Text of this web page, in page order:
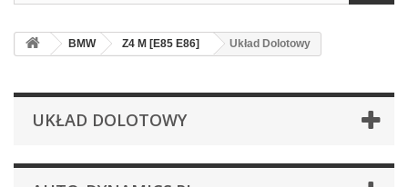
BMW Z4 M [E85 E86] Układ Dolotowy
UKŁAD DOLOTOWY